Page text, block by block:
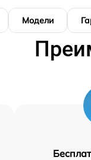
Модели